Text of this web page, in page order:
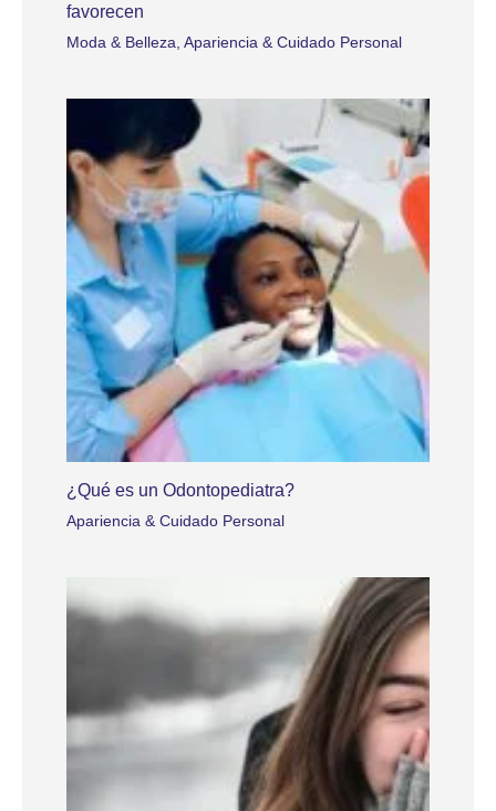
favorecen
Moda & Belleza Apariencia & Cuidado Personal
¿Qué es un Odontopediatra?
Apariencia & Cuidado Personal